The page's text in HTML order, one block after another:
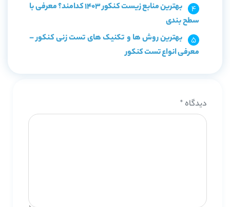
بهترین منابع زیست کنکور 1403 کدامند؟ معرفی با
سطح بندی
بهترین روش ها و تکنیک های تست زنی کنکور –
معرفی انواع تست کنکور
دیدگاه *